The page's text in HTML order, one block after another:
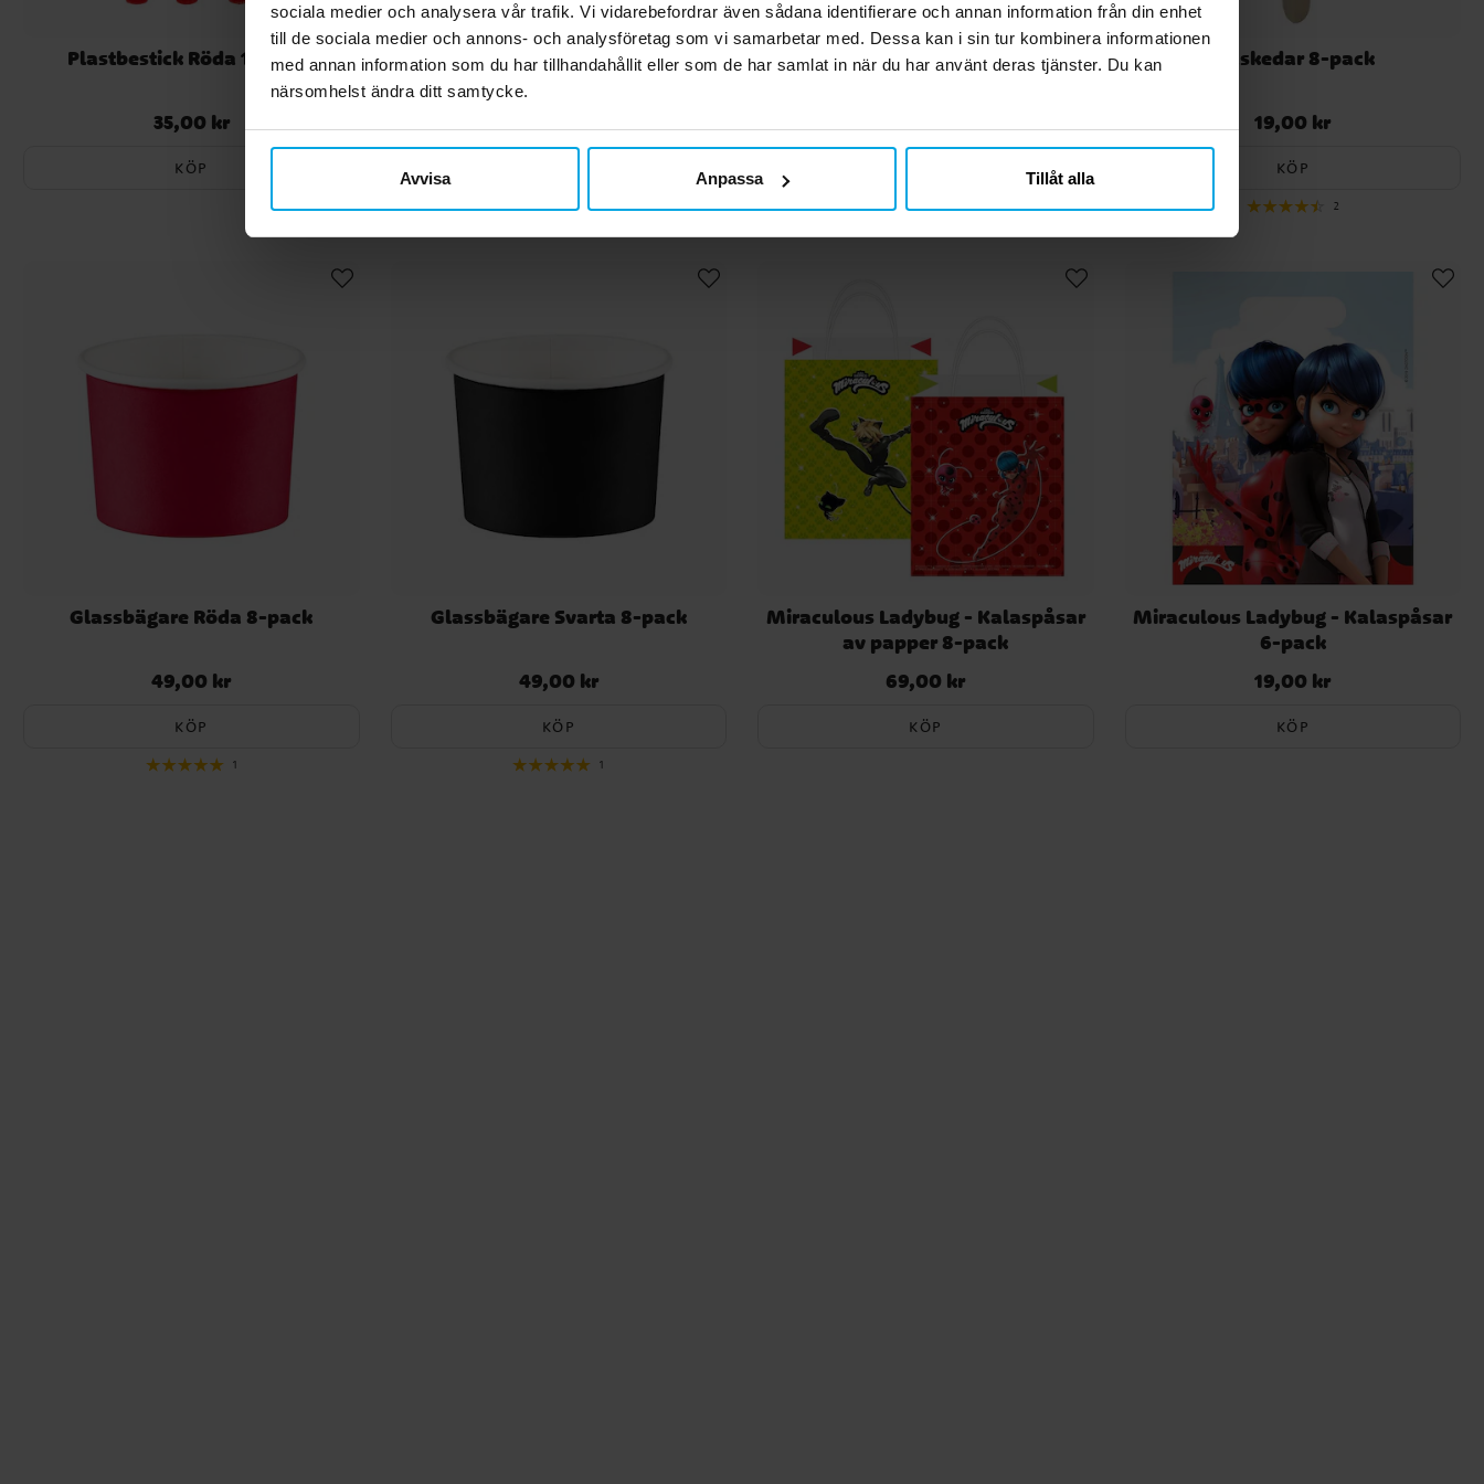
sociala medier och analysera vår trafik. Vi vidarebefordrar även sådana identifierare och annan information från din enhet
till de sociala medier och annons- och analysföretag som vi samarbetar med. Dessa kan i sin tur kombinera informationen
med annan information som du har tillhandahållit eller som de har samlat in när du har använt deras tjänster. Du kan
närsomhelst ändra ditt samtycke.
Avvisa Anpassa Tillåt alla
Plastbestick Röda 18-pack
Pris:35,00 kr
35,00 kr
KÖP
Träknivar 8-pack Trägafflar 8-pack
2
Träskedar 8-pack
Pris:19,00 kr
19,00 kr
KÖP
2
Glassbägare Röda 8-pack
Pris:49,00 kr
49,00 kr
KÖP
1
Glassbägare Svarta 8-pack
Pris:49,00 kr
49,00 kr
KÖP
1
Miraculous Ladybug - Kalaspåsar
av papper 8-pack
Pris:69,00 kr
69,00 kr
KÖP
Miraculous Ladybug - Kalaspåsar
6-pack
Pris:19,00 kr
19,00 kr
KÖP